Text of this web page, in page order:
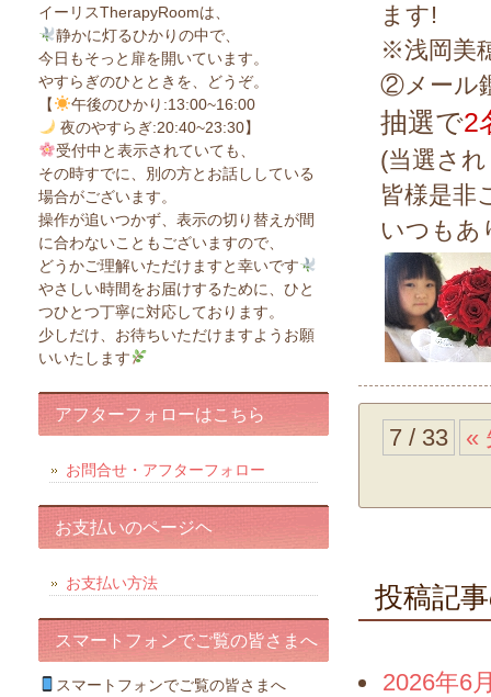
ます!
※浅岡美
②メール
抽選で2
(当選さ
皆様是非
いつもあ
7 / 33 «
投稿記
2026年6
イーリスTherapyRoomは、
静かに灯るひかりの中で、
今日もそっと扉を開いています。
やすらぎのひとときを、どうぞ。
【
午後のひかり:13:00~16:00
夜のやすらぎ:20:40~23:30】
受付中と表示されていても、
その時すでに、別の方とお話ししている
場合がございます。
操作が追いつかず、表示の切り替えが間
に合わないこともございますので、
どうかご理解いただけますと幸いです
やさしい時間をお届けするために、ひと
つひとつ丁寧に対応しております。
少しだけ、お待ちいただけますようお願
いいたします
アフターフォローはこちら
お問合せ・アフターフォロー
お支払いのページヘ
お支払い方法
スマートフォンでご覧の皆さまへ
スマートフォンでご覧の皆さまへ